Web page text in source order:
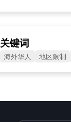
关键词
海外华人 地区限制